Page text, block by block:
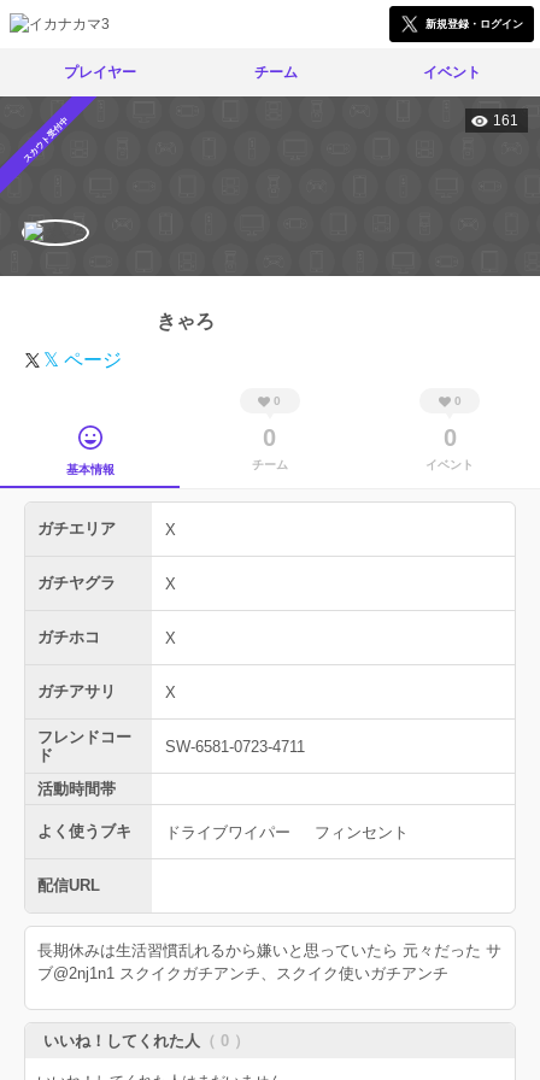
新規登録・ログイン
プレイヤー チーム イベント
スカウト受付中 161
きゃろ
𝕏 ページ
基本情報
0
0
チーム
0
0
イベント
ガチエリア X
ガチヤグラ X
ガチホコ X
ガチアサリ X
フレンドコー
ド
SW-6581-0723-4711
活動時間帯
よく使うブキ ドライブワイパー フィンセント
配信URL
長期休みは生活習慣乱れるから嫌いと思っていたら 元々だった サ
ブ@2nj1n1 スクイクガチアンチ、スクイク使いガチアンチ
いいね！してくれた人 （ 0 ）